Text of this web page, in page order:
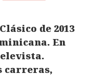
de 2013
En
carreras,